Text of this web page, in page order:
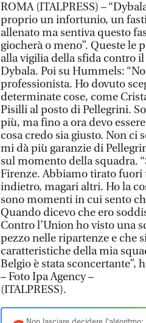
ROMA (ITALPRESS) –
proprio un infortunio, un
allenato ma sentiva questo
giocherà o meno”. Queste le
alla vigilia della sfida contro
Dybala. Poi su Hummels:
professionista. Ho dovuto
determinate cose, come
Pisilli al posto di Pellegrini.
più, ma fino a ora devo
cosa credo sia giusto. Non
mi dà più garanzie di
sul momento della squadra.
Firenze. Abbiamo tirato fuori
indietro, magari altri. Ho la
sono momenti in cui sento
Quando dicevo che ero
Contro l’Union ho visto una
pezzo nelle ripartenze e che
caratteristiche della mia
Belgio è stata sconcertante”,
– Foto Ipa Agency –
(ITALPRESS).